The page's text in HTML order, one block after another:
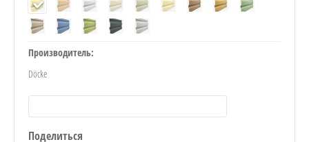
Производитель:
Döcke
Поделиться